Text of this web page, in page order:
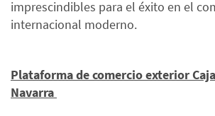
imprescindibles para el éxito en el
internacional moderno.
Plataforma de comercio exterior
Navarra